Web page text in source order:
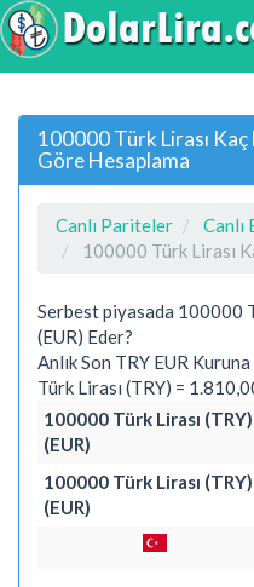
100000 Türk Lirası Kaç
Göre Hesaplama
Canlı Pariteler
Canlı
100000 Türk Lirası
Serbest piyasada 100000
(EUR) Eder?
Anlık Son TRY EUR
Türk Lirası (TRY) =
100000 Türk Lirası
(EUR)
100000 Türk Lirası
(EUR)